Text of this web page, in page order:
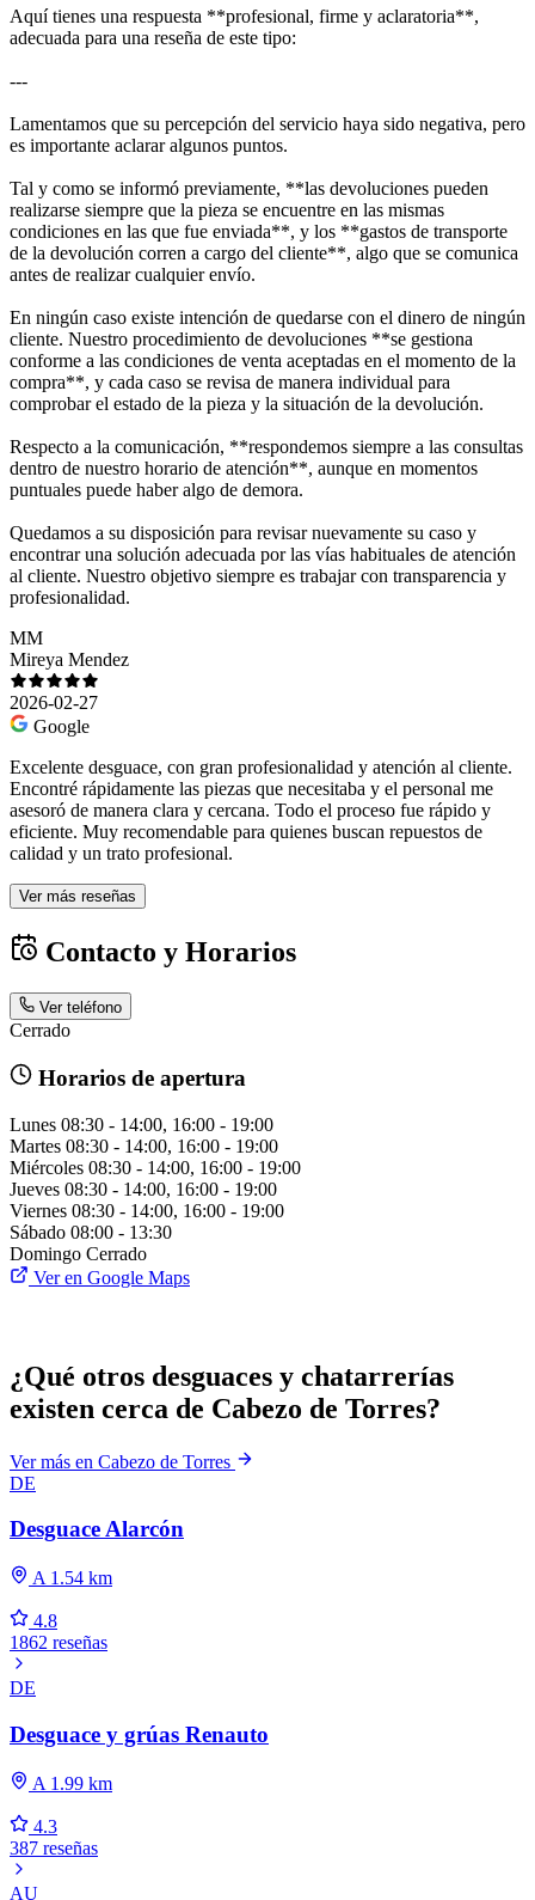
Aquí tienes una respuesta **profesional, firme y aclaratoria**,
adecuada para una reseña de este tipo:
---
Lamentamos que su percepción del servicio haya sido negativa, pero
es importante aclarar algunos puntos.
Tal y como se informó previamente, **las devoluciones pueden
realizarse siempre que la pieza se encuentre en las mismas
condiciones en las que fue enviada**, y los **gastos de transporte
de la devolución corren a cargo del cliente**, algo que se comunica
antes de realizar cualquier envío.
En ningún caso existe intención de quedarse con el dinero de ningún
cliente. Nuestro procedimiento de devoluciones **se gestiona
conforme a las condiciones de venta aceptadas en el momento de la
compra**, y cada caso se revisa de manera individual para
comprobar el estado de la pieza y la situación de la devolución.
Respecto a la comunicación, **respondemos siempre a las consultas
dentro de nuestro horario de atención**, aunque en momentos
puntuales puede haber algo de demora.
Quedamos a su disposición para revisar nuevamente su caso y
encontrar una solución adecuada por las vías habituales de atención
al cliente. Nuestro objetivo siempre es trabajar con transparencia y
profesionalidad.
MM
Mireya Mendez
2026-02-27
Google
Excelente desguace, con gran profesionalidad y atención al cliente.
Encontré rápidamente las piezas que necesitaba y el personal me
asesoró de manera clara y cercana. Todo el proceso fue rápido y
eficiente. Muy recomendable para quienes buscan repuestos de
calidad y un trato profesional.
Ver más reseñas
Contacto y Horarios
Ver teléfono
Cerrado
Horarios de apertura
Lunes 08:30 - 14:00, 16:00 - 19:00
Martes 08:30 - 14:00, 16:00 - 19:00
Miércoles 08:30 - 14:00, 16:00 - 19:00
Jueves 08:30 - 14:00, 16:00 - 19:00
Viernes 08:30 - 14:00, 16:00 - 19:00
Sábado 08:00 - 13:30
Domingo Cerrado
Ver en Google Maps
¿Qué otros desguaces y chatarrerías
existen cerca de Cabezo de Torres?
Ver más en Cabezo de Torres
DE
Desguace Alarcón
A 1.54 km
4.8
1862 reseñas
DE
Desguace y grúas Renauto
A 1.99 km
4.3
387 reseñas
AU